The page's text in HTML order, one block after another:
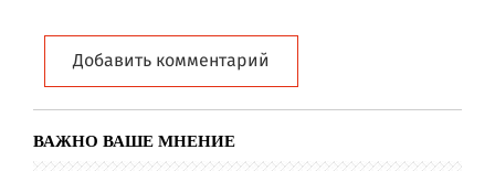
Добавить комментарий
ВАЖНО ВАШЕ МНЕНИЕ